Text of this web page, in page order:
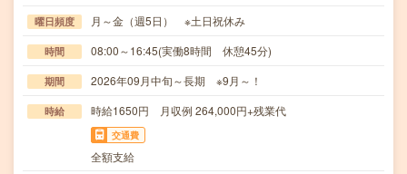
曜日頻度 月～金（週5日） ※土日祝休み
時間 08:00～16:45(実働8時間 休憩45分)
期間 2026年09月中旬～長期 ※9月～！
時給 時給1650円 月収例 264,000円+残業代
交通費
全額支給